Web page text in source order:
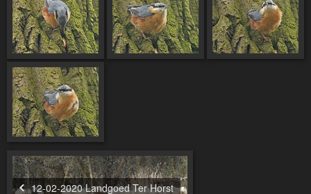
12-02-2020 Landgoed Ter Horst